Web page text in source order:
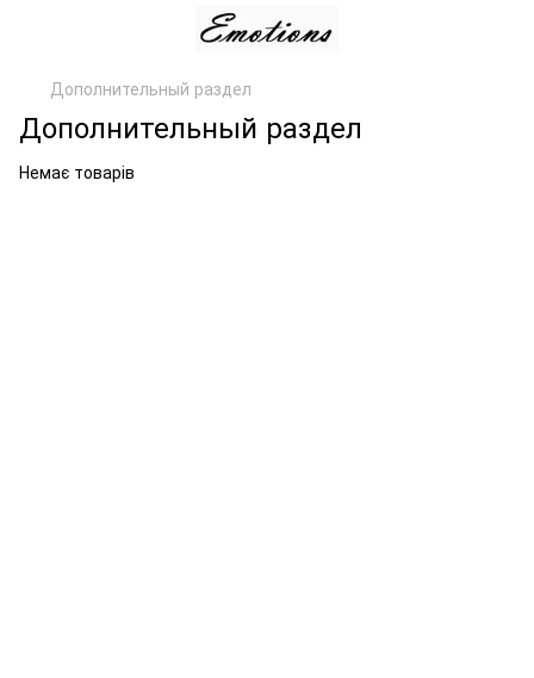
Дополнительный раздел
Дополнительный раздел
Немає товарів